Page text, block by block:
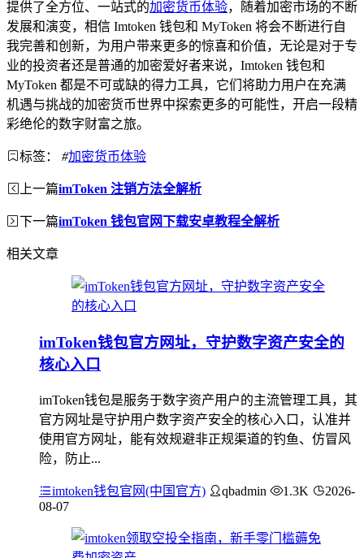
提供了全方位、一站式的加密货币体验，随着加密市场的不断
发展和演变，相信 Imtoken 钱包和 MyToken 将会不断进行自
我完善和创新，为用户带来更多的惊喜和价值，无论是对于专
业的投资者还是普通的加密爱好者来说，Imtoken 钱包和
MyToken 都是不可或缺的得力工具，它们将助力用户在充满
机遇与挑战的加密货币世界中探索更多的可能性，开启一段精
彩绝伦的数字财富之旅。
标签： #加密货币体验
上一篇imToken 注销方法全解析
下一篇imToken 钱包官网下载安卓教程全解析
相关文章
imToken钱包官方网址，守护数字资产安全的
核心入口
imToken钱包是服务于数字资产用户的主流管理工具，其
官方网址是守护用户数字资产安全的核心入口，认准并
使用官方网址，能有效规避非正规渠道的钓鱼、仿冒风
险，防止...
imtoken钱包官网(中国官方) qbadmin 1.3K
2026-
08-07